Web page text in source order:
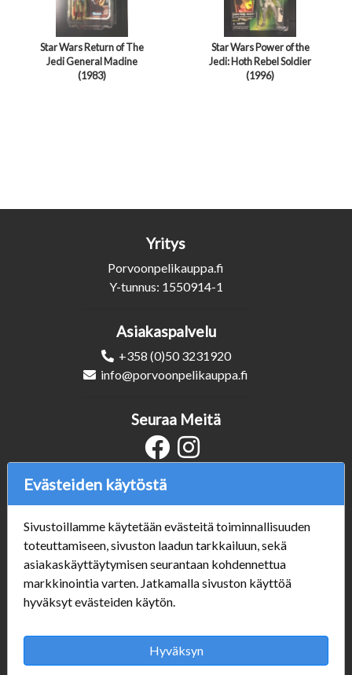
Star Wars Return of The
Jedi General Madine
(1983)
Star Wars Power of the
Jedi: Hoth Rebel Soldier
(1996)
Yritys
Porvoonpelikauppa.fi
Y-tunnus: 1550914-1
Asiakaspalvelu
+358 (0)50 3231920
info@porvoonpelikauppa.fi
Verkkokauppa
#Yhteiskuntavastuu
#porvoonsithlord
Tilaus- ja toimitusehdot
ALE TUOTTEET
Mannerheiminkatu 10
Seuraa Meitä
Evästeiden käytöstä
Sivustoillamme käytetään evästeitä toiminnallisuuden
toteuttamiseen, sivuston laadun tarkkailuun, sekä
asiakaskäyttäytymisen seurantaan kohdennettua
markkinointia varten. Jatkamalla sivuston käyttöä
hyväksyt evästeiden käytön.
Hyväksyn